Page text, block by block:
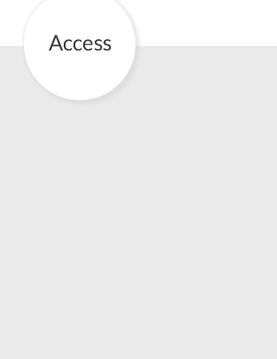
親と子の結びつき支援
母乳育児